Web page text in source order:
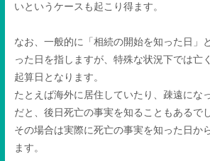
いというケースも起こり得ます。
なお、一般的に「相続の開始を知った日」
った日を指しますが、特殊な状況下では亡
起算日となります。
たとえば海外に居住していたり、疎遠にな
だと、後日死亡の事実を知ることもあるで
その場合は実際に死亡の事実を知った日か
ます。